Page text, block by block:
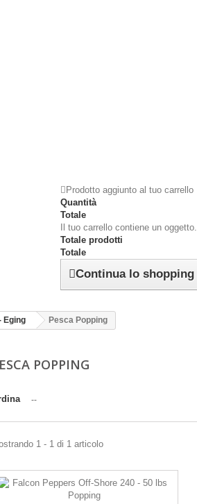
Prodotto aggiunto al tuo carrello
Quantità
Totale
Il tuo carrello contiene un oggetto.
Totale prodotti
Totale
Continua lo shopping
Eging Pesca Popping
POPPING
--
1 - 1 di 1 articolo